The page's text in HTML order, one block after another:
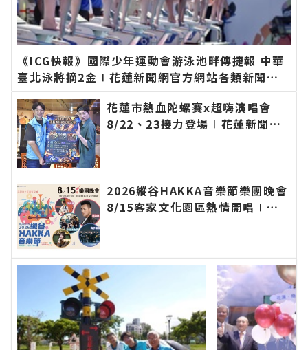
《ICG快報》國際少年運動會游泳池畔傳捷報 中華
臺北泳將摘2金∣花蓮新聞網官方網站各類新聞－
最快速的今日新聞報導 最新的在地資訊！
花蓮市熱血陀螺賽x超嗨演唱會
8/22、23接力登場∣花蓮新聞網
2026縱谷HAKKA音樂節樂團晚會
8/15客家文化園區熱情開唱∣花
訊！